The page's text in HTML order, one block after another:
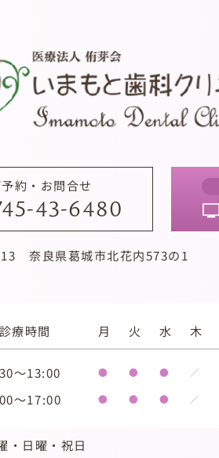
予約・お問合せ
43-6480
奈良県葛城市北花内573の1
診療時間 月 火 水 木
～13:00 ● ● ● ／
～17:00 ● ● ● ／
・日曜・祝日